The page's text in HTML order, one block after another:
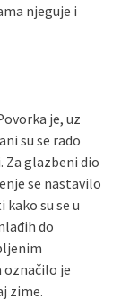
njeguje i
je, uz
su se rado
Za glazbeni dio
se nastavilo
su se u
do
je
zime.